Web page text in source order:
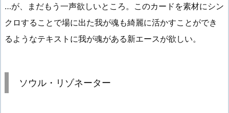
…が、まだもう一声欲しいところ。このカードを素材にシン
クロすることで場に出た我が魂も綺麗に活かすことができ
るようなテキストに我が魂がある新エースが欲しい。
ソウル・リゾネーター